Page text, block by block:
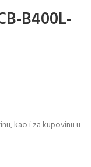
B400L-
kao i za kupovinu u